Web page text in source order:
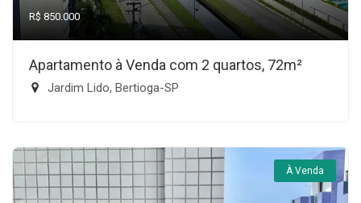
R$ 850.000
Apartamento à Venda com 2 quartos, 72m²
Jardim Lido, Bertioga-SP
À Venda